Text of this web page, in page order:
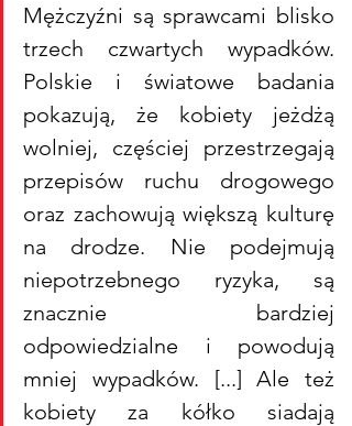
Mężczyźni są sprawcami blisko
trzech czwartych wypadków.
Polskie i światowe badania
pokazują, że kobiety jeżdżą
wolniej, częściej przestrzegają
przepisów ruchu drogowego
oraz zachowują większą kulturę
na drodze. Nie podejmują
niepotrzebnego ryzyka, są
znacznie bardziej
odpowiedzialne i powodują
mniej wypadków. [...] Ale też
kobiety za kółko siadają